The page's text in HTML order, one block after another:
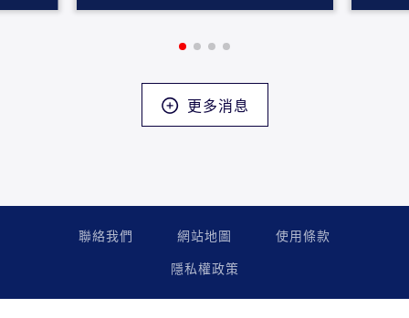
更多消息
聯絡我們 網站地圖
使用條款
隱私權政策